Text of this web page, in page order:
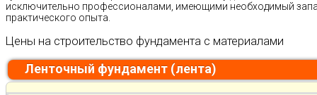
исключительно профессионалами, имеющими необходимый
практического опыта.
Цены на строительство фундамента с материалами
Ленточный фундамент (лента)